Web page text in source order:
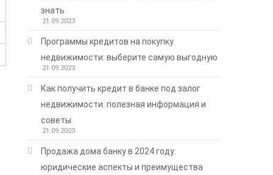
знать
21.09.2023
Программы кредитов на покупку
недвижимости: выберите самую выгодную
21.09.2023
Как получить кредит в банке под залог
недвижимости: полезная информация и
советы
21.09.2023
Продажа дома банку в 2024 году:
юридические аспекты и преимущества